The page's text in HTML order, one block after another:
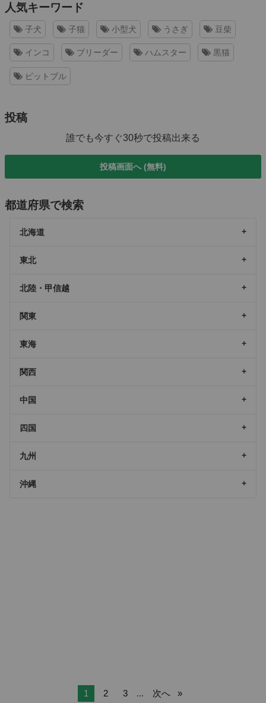
人気キーワード
子犬 子猫 小型犬 うさぎ 豆柴
インコ ブリーダー ハムスター 黒猫
ピットブル
投稿
誰でも今すぐ30秒で投稿出来る
投稿画面へ (無料)
都道府県で検索
北海道
東北
北陸・甲信越
関東
東海
関西
中国
四国
九州
沖縄
1 2 3 ... 次へ